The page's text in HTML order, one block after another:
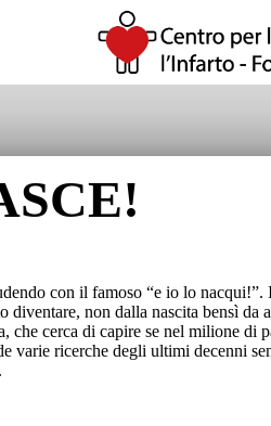
con il famoso “e io lo
non dalla nascita bensì
che cerca di capire se nel milione
varie ricerche degli ultimi decenni